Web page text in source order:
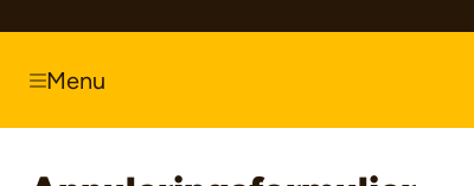
Zur Hauptnavigation springen
Menu